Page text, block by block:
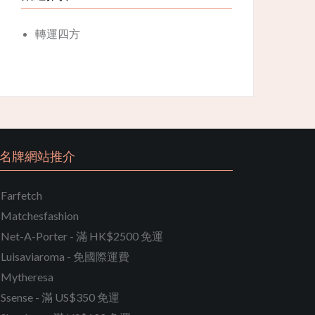
轉運四方
牌網站推介
Farfetch
Matchesfashion
Net-A-Porter - 滿 HK$2500 免運
Luisaviaroma - 免國際運費
Mytheresa
Ssense - 滿 US$350 免運